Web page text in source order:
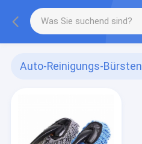
Auto-Reinigungs-Bürsten